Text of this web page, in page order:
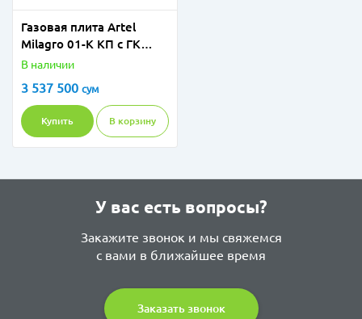
Газовая плита Artel
Milagro 01-K КП с ГК
Черный Матовый
В наличии
3 537 500 сум
Купить В корзину
У вас есть вопросы?
Закажите звонок и мы свяжемся
с вами в ближайшее время
Заказать звонок